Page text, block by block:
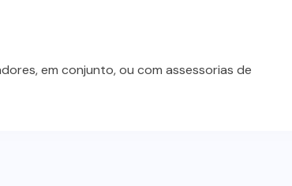
em conjunto, ou com assessorias de